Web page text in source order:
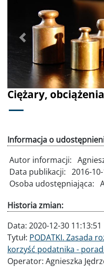
Ciężary,
Poprzednie
Informacja o
Autor informacji:
Data publikacji: 2016-
Osoba udostępniająca:
Historia zmian:
Data: 2020-12-30 11:13:51
Tytuł: PODATKI. Zasada
korzyść podatnika -
Operator: Agnieszka